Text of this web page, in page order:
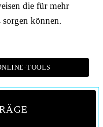
die für mehr
können.
TOOLS